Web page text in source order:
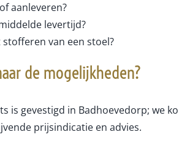
aanleveren?
levertijd?
van een stoel?
de mogelijkheden?
is gevestigd in Badhoevedorp; we
prijsindicatie en advies.